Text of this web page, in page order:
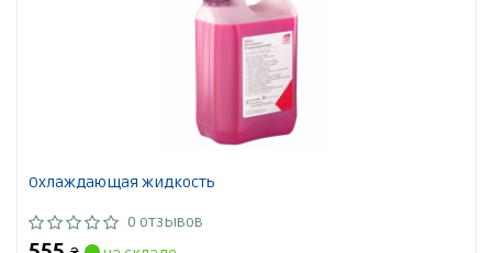
Охлаждающая жидкость
0 отзывов